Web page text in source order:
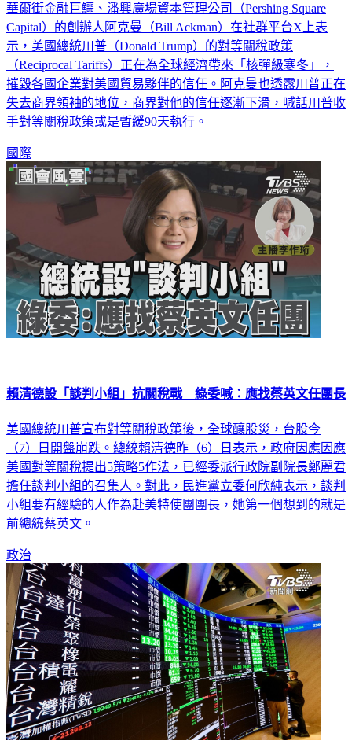
華爾街金融巨鱷、潘興廣場資本管理公司（Pershing Square
Capital）的創辦人阿克曼（Bill Ackman）在社群平台X上表
示，美國總統川普（Donald Trump）的對等關稅政策
（Reciprocal Tariffs）正在為全球經濟帶來「核彈級寒冬」，
摧毀各國企業對美國貿易夥伴的信任。阿克曼也透露川普正在
失去商界領袖的地位，商界對他的信任逐漸下滑，喊話川普收
手對等關稅政策或是暫緩90天執行。
國際
賴清德設「談判小組」抗關稅戰 綠委喊：應找蔡英文任團長
美國總統川普宣布對等關稅政策後，全球釀股災，台股今
（7）日開盤崩跌。總統賴清德昨（6）日表示，政府因應因應
美國對等關稅提出5策略5作法，已經委派行政院副院長鄭麗君
擔任談判小組的召集人。對此，民進黨立委何欣純表示，談判
小組要有經驗的人作為赴美特使團團長，她第一個想到的就是
前總統蔡英文。
政治